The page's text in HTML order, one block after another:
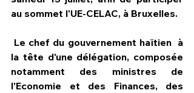
au sommet l'UE-CELAC, à Bruxelles.
la tête d'une délégation, composée
notamment des ministres de
l'Economie et des Finances, des